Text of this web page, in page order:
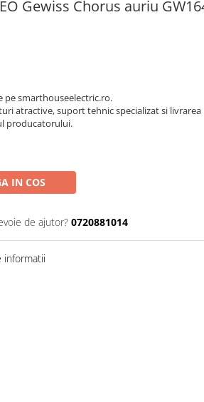
Gewiss Chorus auriu
pe smarthouseelectric.ro.
atractive, suport tehnic specializat si
producatorului.
IN COS
de ajutor? 0720881014
informatii